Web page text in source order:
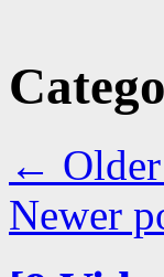
←
Newer